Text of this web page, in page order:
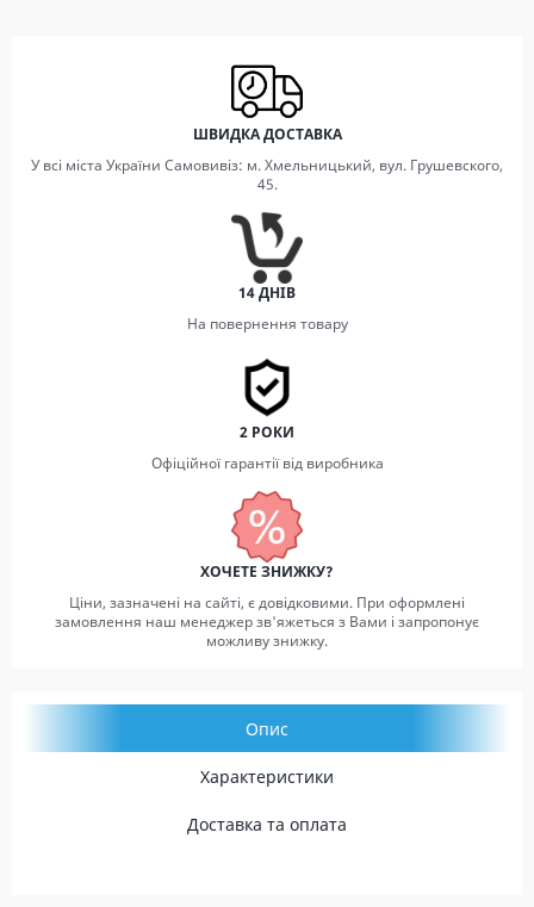
ШВИДКА ДОСТАВКА
У всі міста України Самовивіз: м. Хмельницький, вул. Грушевского,
45.
14 ДНІВ
На повернення товару
2 РОКИ
Офіційної гарантії від виробника
ХОЧЕТЕ ЗНИЖКУ?
Ціни, зазначені на сайті, є довідковими. При оформлені
замовлення наш менеджер зв'яжеться з Вами і запропонує
можливу знижку.
Опис
Характеристики
Доставка та оплата